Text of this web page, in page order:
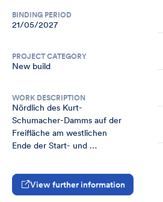
BINDING PERIOD
21/05/2027
PROJECT CATEGORY
New build
WORK DESCRIPTION
Nördlich des Kurt-
Schumacher-Damms auf der
Freifläche am westlichen
Ende der Start- und
Berlin-Tegel "Otto Lilienthal"
(TXL) soll das sog. Schumacher
View further information